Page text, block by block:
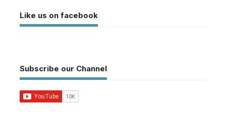
Like us on facebook
Subscribe our Channel